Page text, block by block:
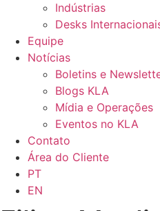
Indústrias
Desks
Equipe
Notícias
Boletins e
Blogs KLA
Mídia e Operações
Eventos no KLA
Contato
Área do Cliente
PT
EN